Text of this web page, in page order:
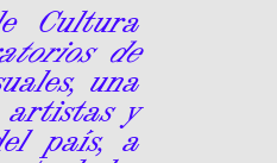
Cultura
de
una
artistas y
país, a